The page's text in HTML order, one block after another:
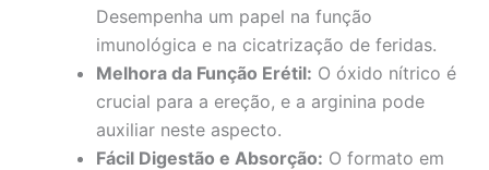
Desempenha um papel na função
imunológica e na cicatrização de feridas.
Melhora da Função Erétil: O óxido nítrico é
crucial para a ereção, e a arginina pode
auxiliar neste aspecto.
Fácil Digestão e Absorção: O formato em